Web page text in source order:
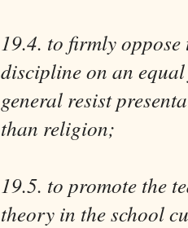
19.4. to firmly
discipline on an
general resist
than religion;
19.5. to promote the
theory in the school